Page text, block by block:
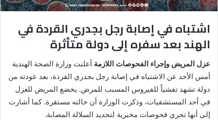
اشتباه في إصابة رجل بجدري القردة في
الهند بعد سفره إلى دولة متأثرة
عزل المريض وإجراء الفحوصات اللازمة أعلنت وزارة الصحة الهندية
أمس الأحد عن الاشتباه في إصابة رجل بجدري القردة، بعد عودته من
دولة تشهد تفشياً للفيروس المسبب للمرض. يخضع المريض للعزل
في أحد المستشفيات، وذكرت الوزارة أن حالته مستقرة. كما أشارت
إلى أنها تجري فحوصات مخبرية لتحديد السلالة المصابة.